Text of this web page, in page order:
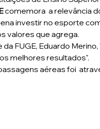
comemora  a relevância
investir no esporte
valores que agrega.
melhores resultados".
aéreas foi